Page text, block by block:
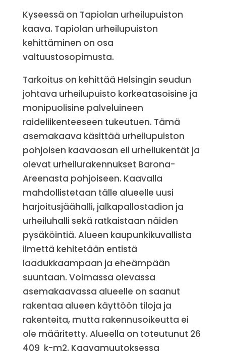
Kyseessä on Tapiolan urheilupuiston
kaava. Tapiolan urheilupuiston
kehittäminen on osa
valtuustosopimusta.
Tarkoitus on kehittää Helsingin seudun
johtava urheilupuisto korkeatasoisine ja
monipuolisine palveluineen
raideliikenteeseen tukeutuen. Tämä
asemakaava käsittää urheilupuiston
pohjoisen kaavaosan eli urheilukentät ja
olevat urheilurakennukset Barona-
Areenasta pohjoiseen. Kaavalla
mahdollistetaan tälle alueelle uusi
harjoitusjäähalli, jalkapallostadion ja
urheiluhalli sekä ratkaistaan näiden
pysäköintiä. Alueen kaupunkikuvallista
ilmettä kehitetään entistä
laadukkaampaan ja eheämpään
suuntaan. Voimassa olevassa
asemakaavassa alueelle on saanut
rakentaa alueen käyttöön tiloja ja
rakenteita, mutta rakennusoikeutta ei
ole määritetty. Alueella on toteutunut 26
409 k-m2. Kaavamuutoksessa